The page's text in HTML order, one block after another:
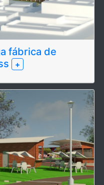
fábrica de
+